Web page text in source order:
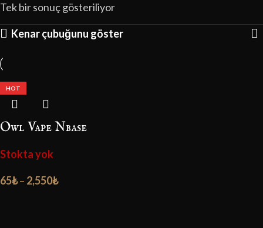
Tek bir sonuç gösteriliyor
Kenar çubuğunu göster
HOT
Owl Vape Nbase
Stokta yok
65₺– 2,550₺